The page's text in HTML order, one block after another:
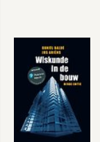
-Empathie
-Focus
-Harmonie
-Hersteldrang
-Ideeënvorming
-Individualisering
-Input